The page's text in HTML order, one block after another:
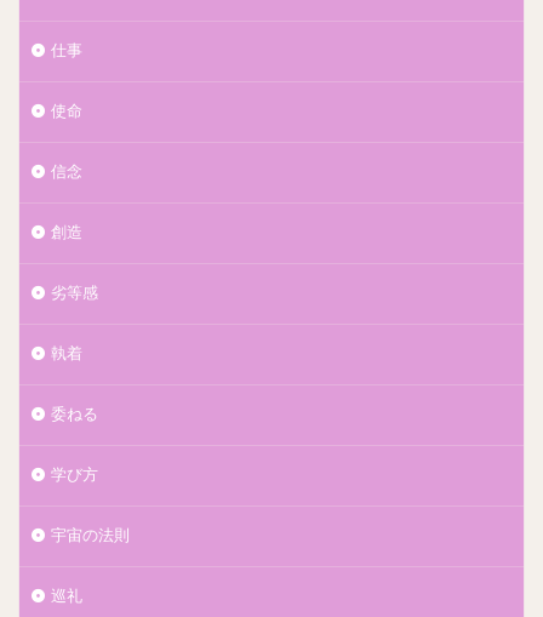
仕事
使命
信念
創造
劣等感
執着
委ねる
学び方
宇宙の法則
巡礼